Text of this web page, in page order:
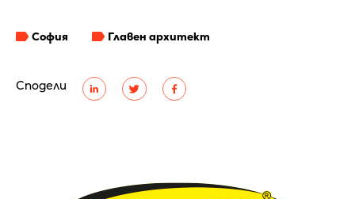
Сподели
София Главен архитект